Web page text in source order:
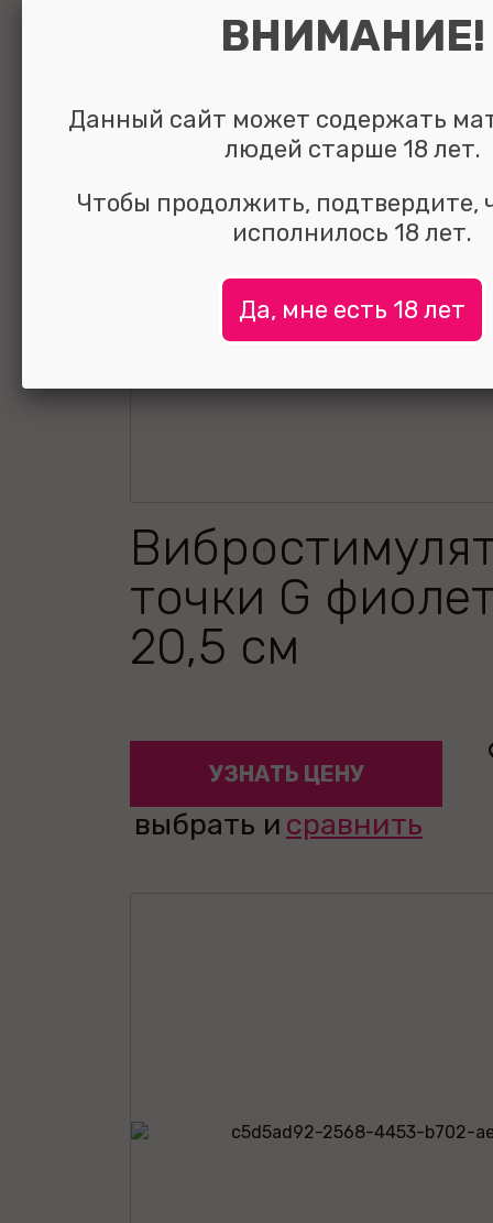
точки G
20,5 см
УЗНАТЬ ЦЕНУ
выбрать и сравнить
ВНИМАНИЕ!
Данный сайт может содержать
людей старше 18 лет.
Чтобы продолжить, подтвердите,
исполнилось 18 лет.
Да, мне есть 18 лет